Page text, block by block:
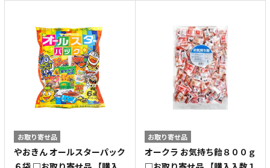
お取り寄せ品
やおきん オールスターパック
お取り寄せ品
オークラ お気持ち飴８００ｇ